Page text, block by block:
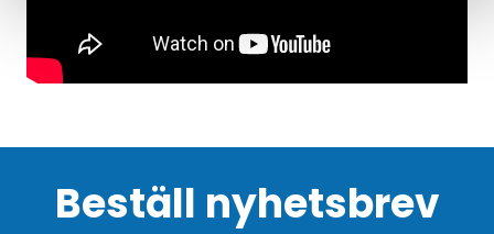
Beställ nyhetsbrev